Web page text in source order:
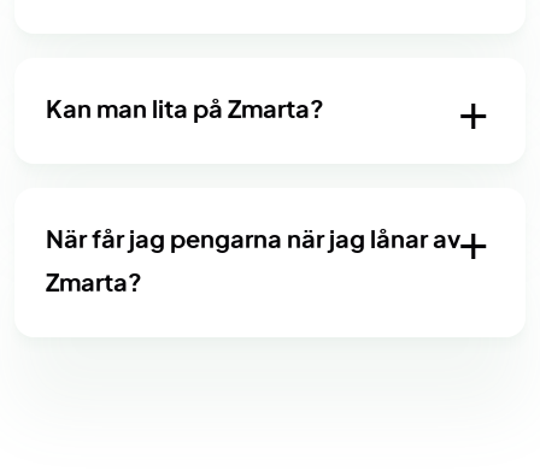
Kan man lita på Zmarta?
När får jag pengarna när jag lånar av
Zmarta?